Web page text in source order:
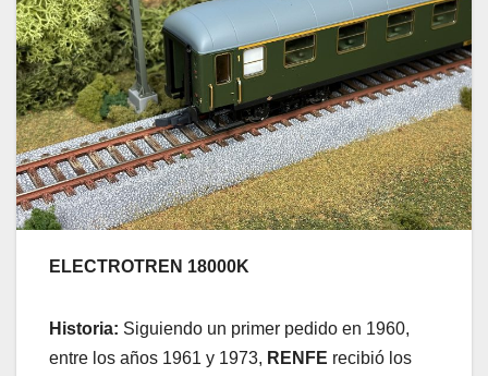
ELECTROTREN 18000K
Historia: Siguiendo un primer pedido en 1960,
entre los años 1961 y 1973, RENFE recibió los